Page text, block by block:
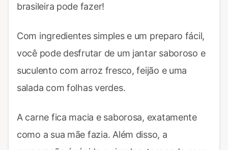
brasileira pode fazer!
Com ingredientes simples e um preparo fácil,
você pode desfrutar de um jantar saboroso e
suculento com arroz fresco, feijão e uma
salada com folhas verdes.
A carne fica macia e saborosa, exatamente
como a sua mãe fazia. Além disso, a